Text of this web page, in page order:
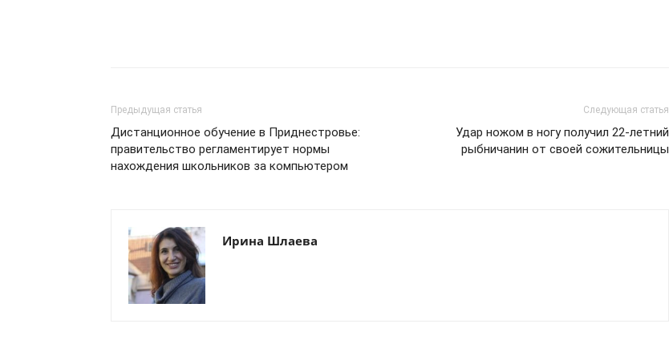
Предыдущая статья
Дистанционное обучение в Приднестровье:
правительство регламентирует нормы
нахождения школьников за компьютером
Следующая статья
Удар ножом в ногу получил 22-летний
рыбничанин от своей сожительницы
Ирина Шлаева